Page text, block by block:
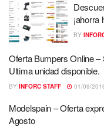
BY
Oferta Bumpers Online
Ultima unidad disponible.
BY INFORC STAFF 01/09/
Modelspain – Oferta
Agosto